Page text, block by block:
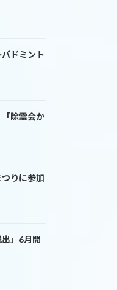
ドミント
除霊会か
りに参加
出」6月開